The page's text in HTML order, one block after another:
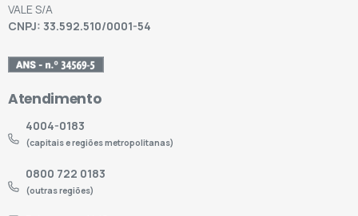
VALE S/A
CNPJ: 33.592.510/0001-54
Atendimento
4004-0183
(capitais e regiões metropolitanas)
0800 722 0183
(outras regiões)